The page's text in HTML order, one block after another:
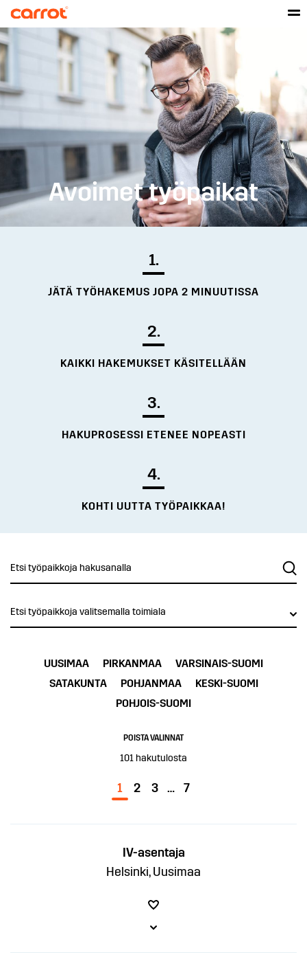
Avoimet työpaikat
1.
JÄTÄ TYÖHAKEMUS JOPA 2 MINUUTISSA
2.
KAIKKI HAKEMUKSET KÄSITELLÄÄN
3.
HAKUPROSESSI ETENEE NOPEASTI
4.
KOHTI UUTTA TYÖPAIKKAA!
Etsi työpaikkoja valitsemalla toimiala
UUSIMAA PIRKANMAA
VARSINAIS-SUOMI
SATAKUNTA
POHJANMAA
KESKI-SUOMI
POHJOIS-SUOMI
POISTA VALINNAT
101hakutulosta
1 2 3 … 7
IV-asentaja
Helsinki, Uusimaa